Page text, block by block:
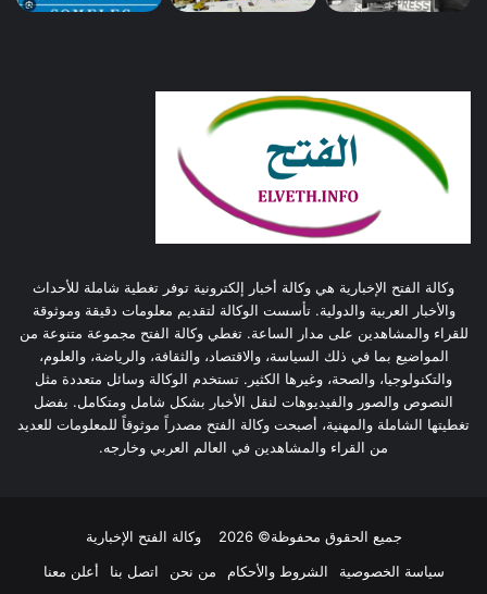
وكالة الفتح الإخبارية هي وكالة أخبار إلكترونية توفر تغطية شاملة للأحداث
والأخبار العربية والدولية. تأسست الوكالة لتقديم معلومات دقيقة وموثوقة
للقراء والمشاهدين على مدار الساعة. تغطي وكالة الفتح مجموعة متنوعة من
المواضيع بما في ذلك السياسة، والاقتصاد، والثقافة، والرياضة، والعلوم،
والتكنولوجيا، والصحة، وغيرها الكثير. تستخدم الوكالة وسائل متعددة مثل
النصوص والصور والفيديوهات لنقل الأخبار بشكل شامل ومتكامل. بفضل
تغطيتها الشاملة والمهنية، أصبحت وكالة الفتح مصدراً موثوقاً للمعلومات للعديد
من القراء والمشاهدين في العالم العربي وخارجه.
جميع الحقوق محفوظة© 2026
وكالة الفتح الإخبارية
سياسة الخصوصية
الشروط والأحكام من نحن اتصل بنا أعلن معنا